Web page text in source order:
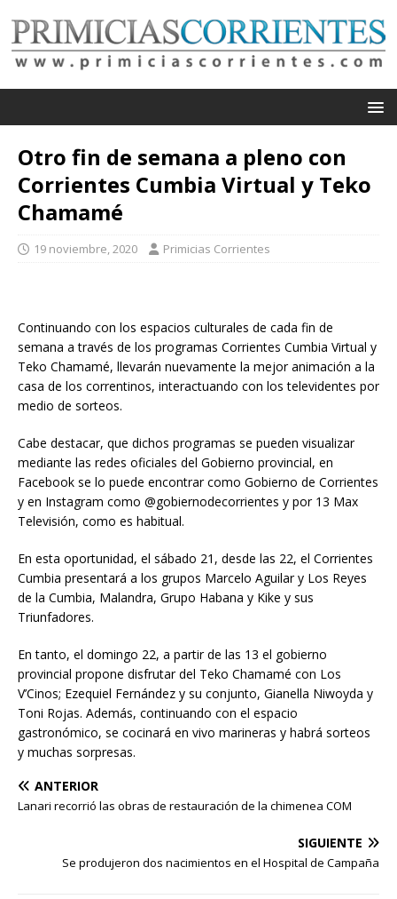
Otro fin de semana a pleno con
Corrientes Cumbia Virtual y Teko
Chamamé
19 noviembre, 2020 Primicias Corrientes
Continuando con los espacios culturales de cada fin de
semana a través de los programas Corrientes Cumbia Virtual y
Teko Chamamé, llevarán nuevamente la mejor animación a la
casa de los correntinos, interactuando con los televidentes por
medio de sorteos.
Cabe destacar, que dichos programas se pueden visualizar
mediante las redes oficiales del Gobierno provincial, en
Facebook se lo puede encontrar como Gobierno de Corrientes
y en Instagram como @gobiernodecorrientes y por 13 Max
Televisión, como es habitual.
En esta oportunidad, el sábado 21, desde las 22, el Corrientes
Cumbia presentará a los grupos Marcelo Aguilar y Los Reyes
de la Cumbia, Malandra, Grupo Habana y Kike y sus
Triunfadores.
En tanto, el domingo 22, a partir de las 13 el gobierno
provincial propone disfrutar del Teko Chamamé con Los
V’Cinos; Ezequiel Fernández y su conjunto, Gianella Niwoyda y
Toni Rojas. Además, continuando con el espacio
gastronómico, se cocinará en vivo marineras y habrá sorteos
y muchas sorpresas.
ANTERIOR
Lanari recorrió las obras de restauración de la chimenea COM
SIGUIENTE
Se produjeron dos nacimientos en el Hospital de Campaña